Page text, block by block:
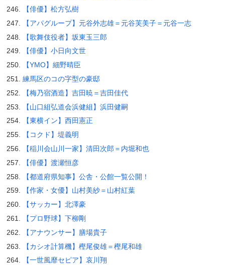
【俳優】松方弘樹
【アパグループ】元谷外志雄＝元谷芙美子＝元谷一志
【歌舞伎役者】坂東玉三郎
【俳優】小日向文世
【YMO】細野晴臣
練馬区のコの字型の豪邸
【梅乃宿酒造】吉田暁＝吉田佳代
【山口組弘道会浜健組】浜田健嗣
【東横イン】西田憲正
【コクド】堤義明
【稲川会山川一家】清田次郎＝内堀和也
【俳優】渡瀬恒彦
【都道府県知事】公舎・公館一覧公開！
【作家・女優】山村美紗＝山村紅葉
【サッカー】北澤豪
【プロ野球】下柳剛
【アナウンサー】膳場貴子
【カシオ計算機】樫尾俊雄＝樫尾和雄
【一世風靡セピア】哀川翔